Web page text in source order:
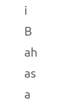
i
B
ah
as
a